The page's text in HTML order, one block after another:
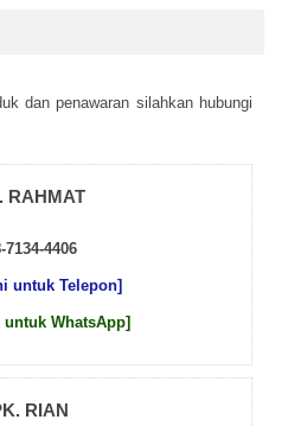
dаn реnаwаrаn sіlаhkаn hubungі
RAHMAT
7134-4406
untuk Telepon]
WhatsApp]
RIAN